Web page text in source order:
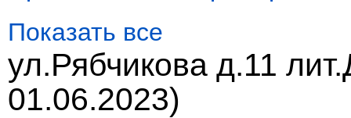
Показать все
ул.Рябчикова д.11
01.06.2023)